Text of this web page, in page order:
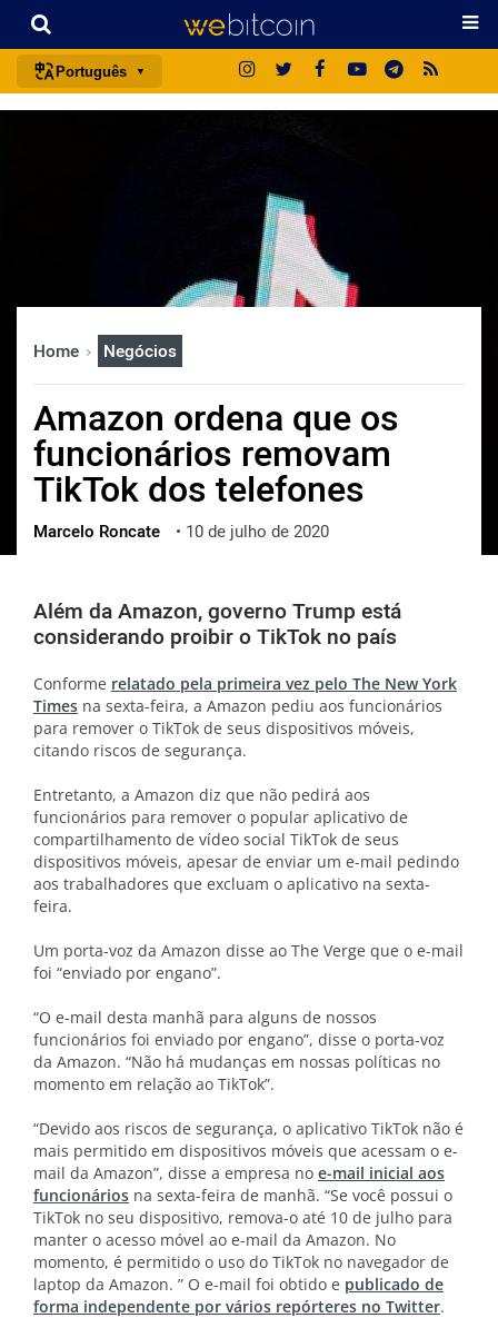
Português
中文
한국어
العربية
ไทย
ქართული
vietnamese
Home Negócios
Amazon ordena que os
funcionários removam
TikTok dos telefones
Marcelo Roncate • 10 de julho de 2020
Além da Amazon, governo Trump está
considerando proibir o TikTok no país
Conforme relatado pela primeira vez pelo The New York
Times na sexta-feira, a Amazon pediu aos funcionários
para remover o TikTok de seus dispositivos móveis,
citando riscos de segurança.
Entretanto, a Amazon diz que não pedirá aos
funcionários para remover o popular aplicativo de
compartilhamento de vídeo social TikTok de seus
dispositivos móveis, apesar de enviar um e-mail pedindo
aos trabalhadores que excluam o aplicativo na sexta-
feira.
Um porta-voz da Amazon disse ao The Verge que o e-mail
foi “enviado por engano”.
“O e-mail desta manhã para alguns de nossos
funcionários foi enviado por engano”, disse o porta-voz
da Amazon. “Não há mudanças em nossas políticas no
momento em relação ao TikTok”.
“Devido aos riscos de segurança, o aplicativo TikTok não é
mais permitido em dispositivos móveis que acessam o e-
mail da Amazon”, disse a empresa no e-mail inicial aos
funcionários na sexta-feira de manhã. “Se você possui o
TikTok no seu dispositivo, remova-o até 10 de julho para
manter o acesso móvel ao e-mail da Amazon. No
momento, é permitido o uso do TikTok no navegador de
laptop da Amazon. ” O e-mail foi obtido e publicado de
forma independente por vários repórteres no Twitter.